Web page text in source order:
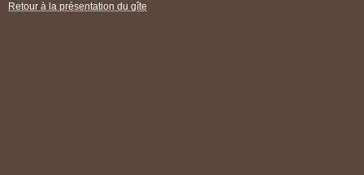
Retour à la présentation du gîte